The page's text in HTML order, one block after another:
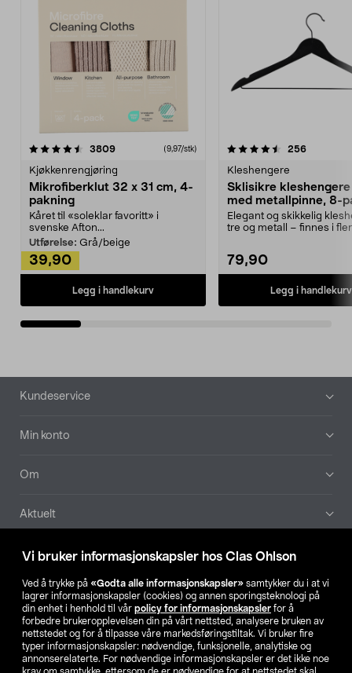
Vi bruker informasjonskapsler hos Clas Ohlson
Ved å trykke på «Godta alle informasjonskapsler» samtykker du i at vi
lagrer informasjonskapsler (cookies) og annen sporingsteknologi på
din enhet i henhold til vår policy for informasjonskapsler for å
forbedre brukeropplevelsen din på vårt nettsted, analysere bruken av
nettstedet og for å tilpasse våre markedsføringstiltak. Vi bruker fire
typer informasjonskapsler: nødvendige, funksjonelle, analytiske og
annonserelaterte. For nødvendige informasjonskapsler er det ikke noe
3809anmeldelser(9,97/stk)
Kjøkkenrengjøring
Mikrofiberklut 32 x 31 cm, 4-
pakning
Kåret til «soleklar favoritt» i
svenske Afton...
Utførelse: Grå/beige
39,90
Legg i handlekurv
4.5av 5 stjerner 256
Kleshengere
Sklisikre
med metallpinne, 8-
Elegant og skikkelig
tre og metall – finnes i
79,90
Legg i handlekurv
4.5av 5 stjerner
Bunntekst
Kundeservice
Min konto
Om
Aktuelt
Våre selskaper
Finn din butikk
SE NO FI